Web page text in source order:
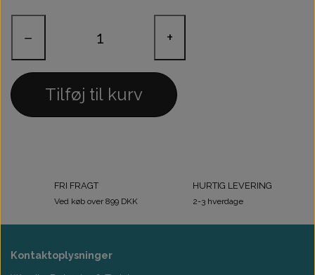
− +
Tilføj til kurv
FRI FRAGT
Ved køb over 899 DKK
HURTIG LEVERING
2-3 hverdage
Kontaktoplysninger